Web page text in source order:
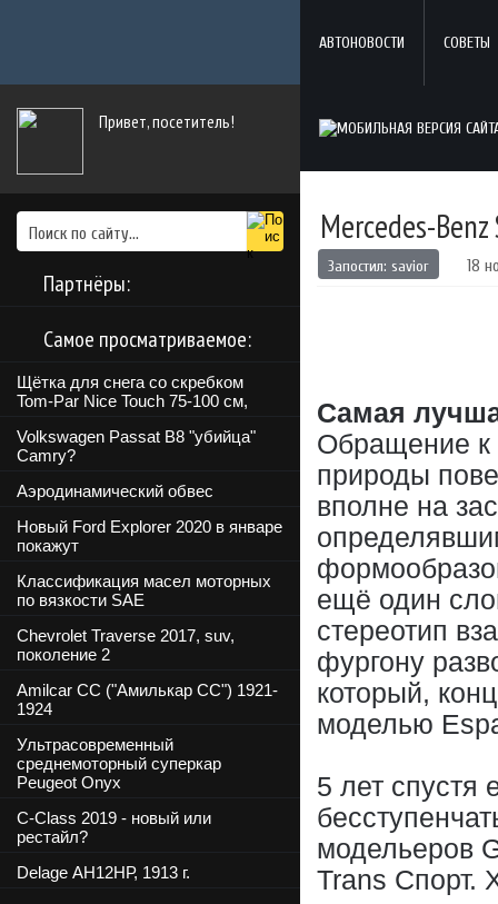
Привет, посетитель!
Партнёры:
Самое просматриваемое:
Щётка для снега со скребком
Tom-Par Nice Touch 75-100 см,
Volkswagen Passat B8 "убийца"
Camry?
Аэродинамический обвес
Новый Ford Explorer 2020 в январе
покажут
Классификация масел моторных
по вязкости SAE
Chevrolet Traverse 2017, suv,
поколение 2
Amilcar CC ("Амилькар СС") 1921-
1924
Ультрасовременный
среднемоторный суперкар
Peugeot Onyx
C-Class 2019 - новый или
рестайл?
Delage АН12НР, 1913 г.
АВТОНОВОСТИ СОВЕТЫ
Mercedes-Benz
Запостил: savior 18
Самая
Обращение к
природы
вполне на
ещё один
стереотип
фургону
который,
моделью
5 лет спустя
модельеров
Trans Спорт.